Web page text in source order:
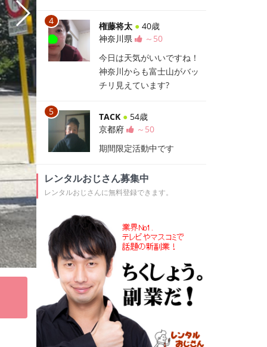
権藤将太 ● 40歳
神奈川県
～50
今日は天気がいいですね！
神奈川からも富士山がバッ
チリ見えています?
TACK ● 54歳
京都府
～50
期間限定活動中です
レンタルおじさん募集中
レンタルおじさんに無料登録できます。